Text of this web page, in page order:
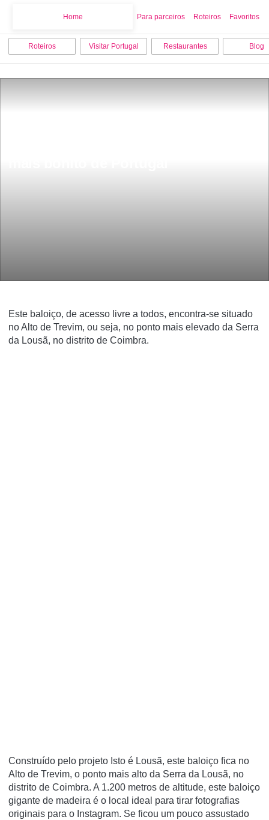
Home Para parceiros Roteiros Favoritos
Roteiros Visitar Portugal Restaurantes Blog
Este baloiço, de acesso livre a todos, encontra-se situado
no Alto de Trevim, ou seja, no ponto mais elevado da Serra
da Lousã, no distrito de Coimbra.
Construído pelo projeto Isto é Lousã, este baloiço fica no
Alto de Trevim, o ponto mais alto da Serra da Lousã, no
distrito de Coimbra. A 1.200 metros de altitude, este baloiço
gigante de madeira é o local ideal para tirar fotografias
originais para o Instagram. Se ficou um pouco assustado